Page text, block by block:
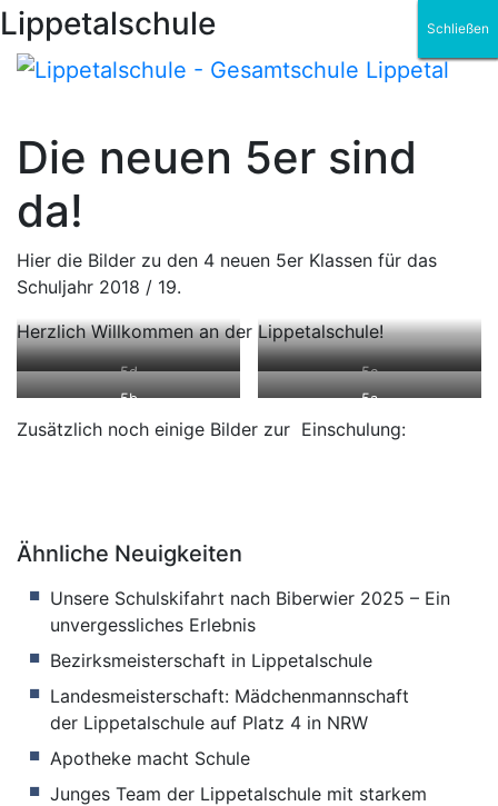
Lippetalschule
Die neuen 5er sind
da!
Hier die Bilder zu den 4 neuen 5er Klassen für das
Schuljahr 2018 / 19.
Herzlich Willkommen an der Lippetalschule!
5d
5c
5b
5a
Zusätzlich noch einige Bilder zur Einschulung:
Ähnliche Neuigkeiten
Unsere Schulskifahrt nach Biberwier 2025 – Ein
unvergessliches Erlebnis
Bezirksmeisterschaft in Lippetalschule
Landesmeisterschaft: Mädchenmannschaft
der Lippetalschule auf Platz 4 in NRW
Apotheke macht Schule
Junges Team der Lippetalschule mit starkem
Schließen
Schließen
Schließen
Schließen
Schließen
Schließen